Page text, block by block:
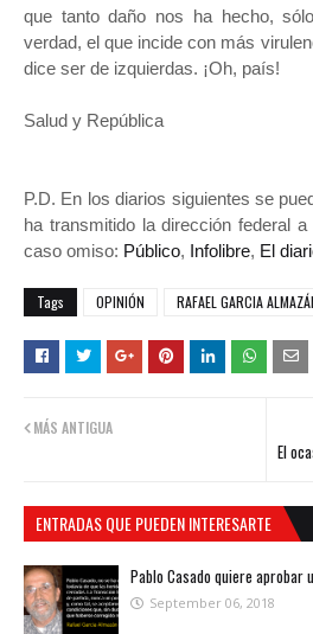
que tanto daño nos ha hecho,
verdad, el que incide con más
dice ser de izquierdas. ¡Oh, país!
Salud y República
P.D. En los diarios siguientes se
ha transmitido la dirección federal
caso omiso: Público, Infolibre, El
Tags OPINIÓN RAFAEL GARCIA
El
MÁS ANTIGUA
ENTRADAS QUE PUEDEN INTERESARTE
Pablo Casado quiere aprobar
September 06, 2018